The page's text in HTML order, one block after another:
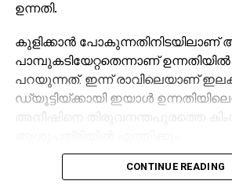
ഉന്നതി.
കുളിക്കാൻ പോകുന്നതിനിടയിലാണ്
പാമ്പുകടിയേറ്റതെന്നാണ്
പറയുന്നത്. ഇന്ന് രാവിലെയാണ്
ഡ്യൂട്ടിയ്ക്കായി ഇയാൾ
അനീഷിനെ തിരുവനന്തപുരത്തെ
CONTINUE READING